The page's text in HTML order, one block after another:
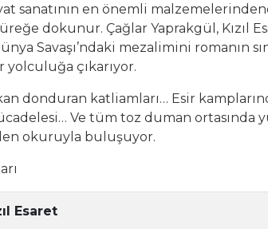
sanatının en önemli
yüreğe dokunur. Çağlar Yaprakgül,
Savaşı’ndaki mezalimini romanın
yolculuğa çıkarıyor.
donduran katliamları… Esir
Ve tüm toz duman
okuruyla buluşuyor.
Esaret